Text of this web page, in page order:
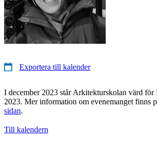
Exportera till kalender
I december 2023 står Arkitekturskolan värd
2023. Mer information om evenemanget finns
sidan.
Till kalendern